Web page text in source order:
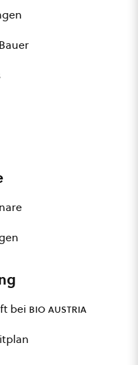
bei bio austria